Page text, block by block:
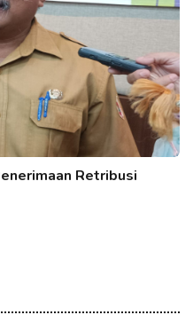
Retribusi